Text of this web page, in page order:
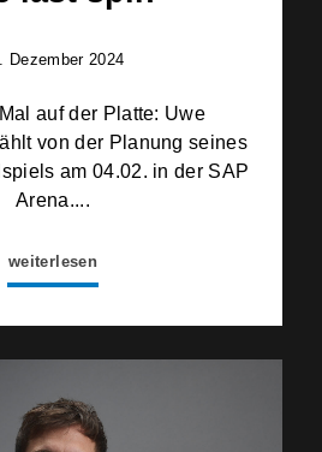
Dezember 2024
auf der Platte: Uwe
von der Planung seines
am 04.02. in der SAP
Arena....
weiterlesen